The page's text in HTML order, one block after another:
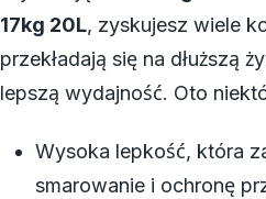
17kg 20L, zyskujesz wiele
przekładają się na dłuższą
lepszą wydajność. Oto
Wysoka lepkość, która
smarowanie i ochronę